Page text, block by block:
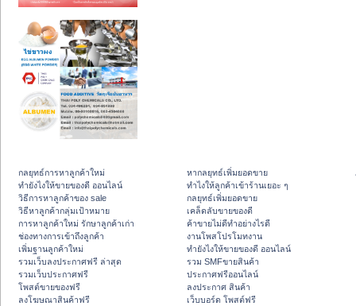
กลยุทธ์การหาลูกค้าใหม่
ทํายังไงให้ขายของดี ออนไลน์
วิธีการหาลูกค้าของ sale
วิธีหาลูกค้ากลุ่มเป้าหมาย
การหาลูกค้าใหม่ รักษาลูกค้าเก่า
ช่องทางการเข้าถึงลูกค้า
เพิ่มฐานลูกค้าใหม่
รวมเว็บลงประกาศฟรี ล่าสุด
รวมเว็บประกาศฟรี
โพสต์ขายของฟรี
ลงโฆษณาสินค้าฟรี
หากลยุทธ์เพิ่มยอดขาย
ทําไงให้ลูกค้าเข้าร้านเยอะ ๆ
กลยุทธ์เพิ่มยอดขาย
เคล็ดลับขายของดี
ค้าขายไม่ดีทำอย่างไรดี
งานโพสโปรโมทงาน
ทํายังไงให้ขายของดี ออนไลน์
รวม SMFขายสินค้า
ประกาศฟรีออนไลน์
ลงประกาศ สินค้า
เว็บบอร์ด โพสต์ฟรี